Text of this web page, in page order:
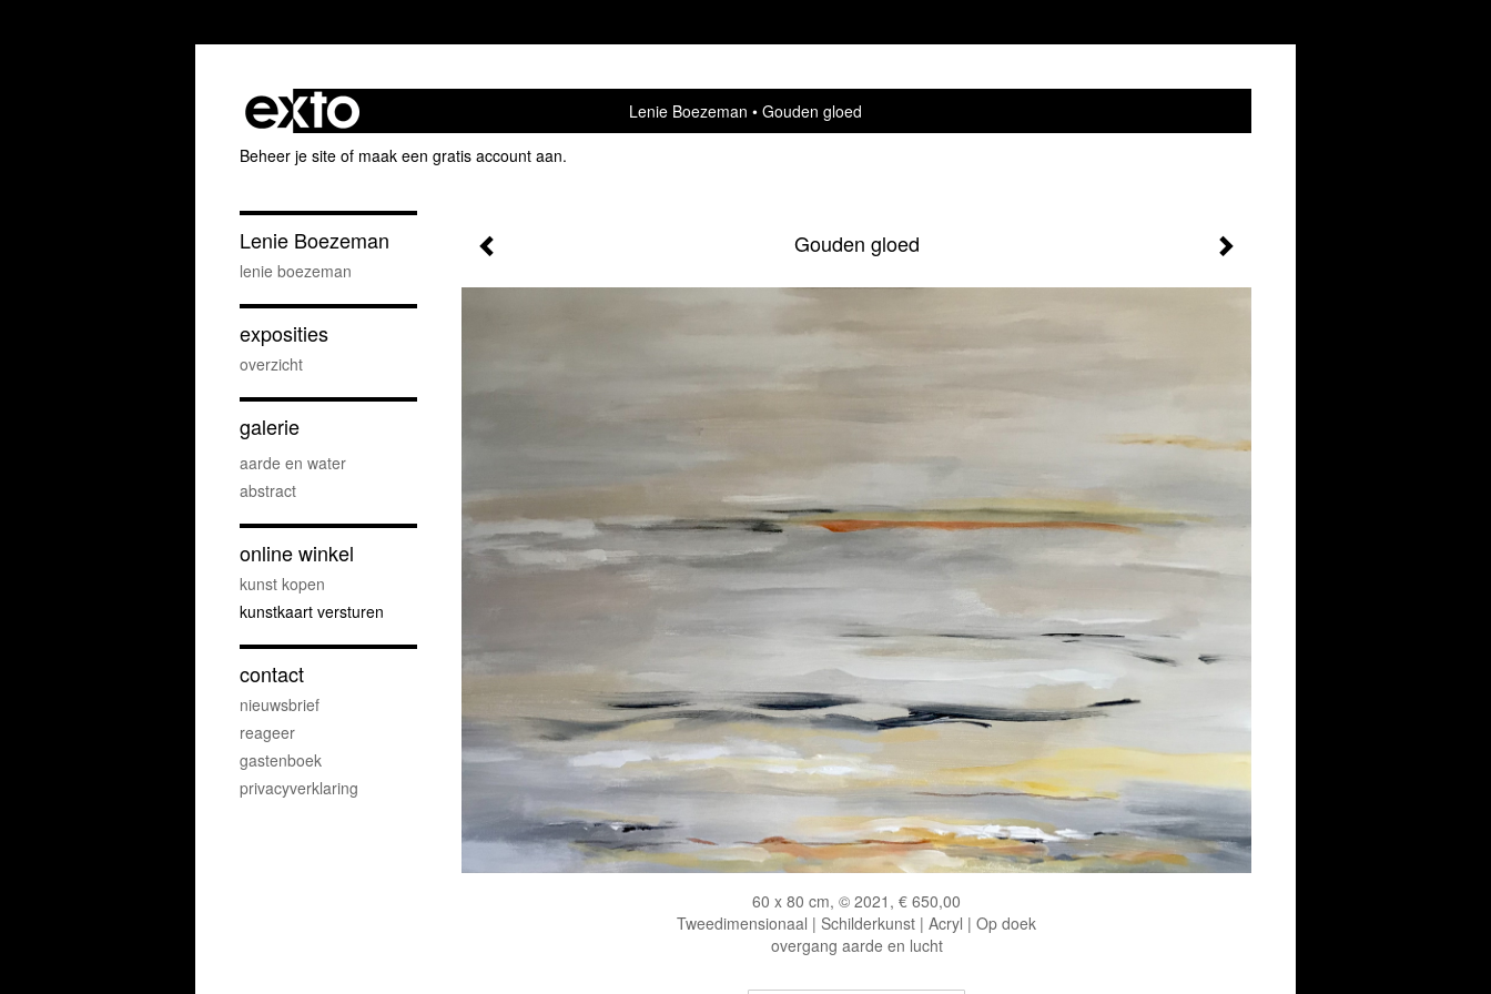
Lenie Boezeman
Gouden gloed
Beheer je site of maak een gratis account aan.
Gouden gloed
60 x 80 cm, © 2021, € 650,00
Tweedimensionaal | Schilderkunst | Acryl | Op doek
overgang aarde en lucht
Lenie Boezeman
lenie boezeman
exposities
overzicht
galerie
aarde en water
abstract
online winkel
kunst kopen
kunstkaart versturen
contact
nieuwsbrief
reageer
gastenboek
privacyverklaring